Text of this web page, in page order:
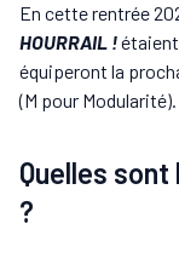
En cette rentrée
HOURRAIL !
équiperont la
(M pour Modularité).
Quelles
?